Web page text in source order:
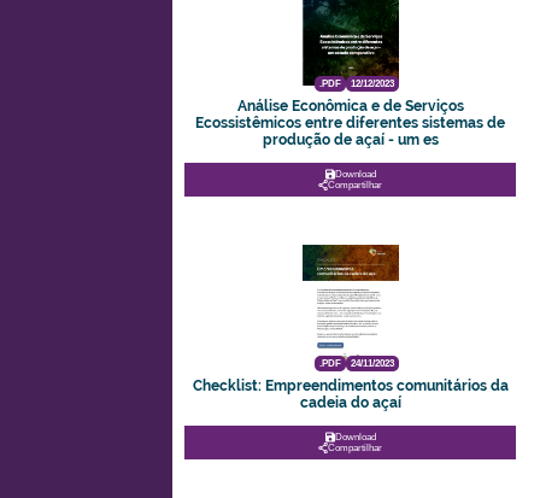
.PDF 12/12/2023
Análise Econômica e de Serviços
Ecossistêmicos entre diferentes sistemas de
produção de açaí - um es
Download
Compartilhar
.PDF 24/11/2023
Checklist: Empreendimentos comunitários da
cadeia do açaí
Download
Compartilhar